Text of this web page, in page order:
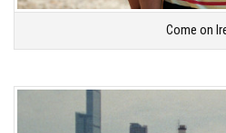
Come on